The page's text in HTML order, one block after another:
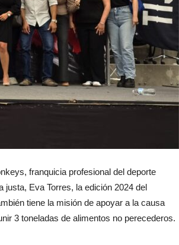
franquicia profesional del deporte
justa, Eva Torres, la edición 2024 del
tiene la misión de apoyar a la causa
3 toneladas de alimentos no perecederos.